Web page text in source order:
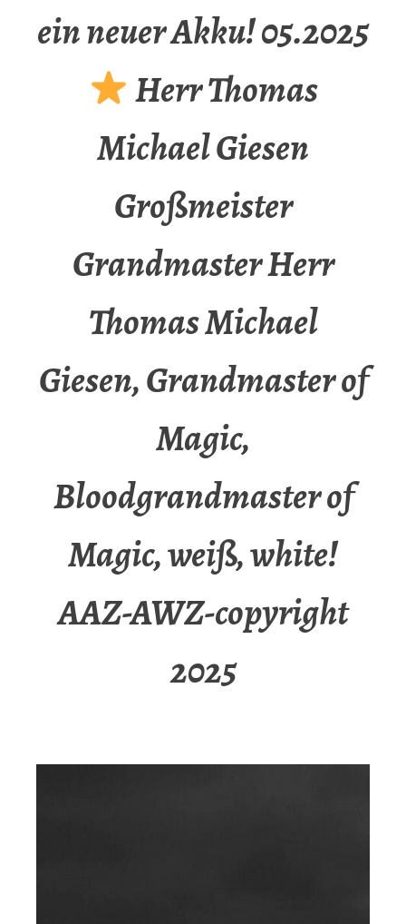
ein neuer Akku! 05.2025
Herr Thomas
Michael Giesen
Großmeister
Grandmaster Herr
Thomas Michael
Giesen, Grandmaster of
Magic,
Bloodgrandmaster of
Magic, weiß, white!
AAZ-AWZ-copyright
2025